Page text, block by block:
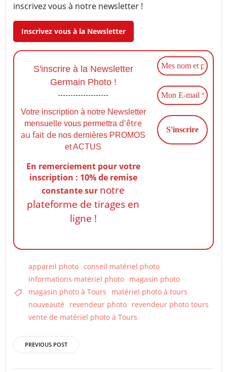
inscrivez vous à notre newsletter !
Inscrivez vous à la Newsletter
S'inscrire à la Newsletter
Germain Photo !
Votre inscription à notre Newsletter
mensuelle vous permettra d'être
au fait de nos dernières PROMOS
et ACTUS
En remerciement pour votre
inscription : 10% de remise
constantesur notre
plateforme de tirages en
ligne !
appareil photo conseil matériel photo
informations matériel photo magasin photo
magasin photo à Tours
matériel photo à tours
nouveauté
revendeur photo revendeur photo tours
vente de matériel photo à Tours
Post
navigation
PREVIOUS POST